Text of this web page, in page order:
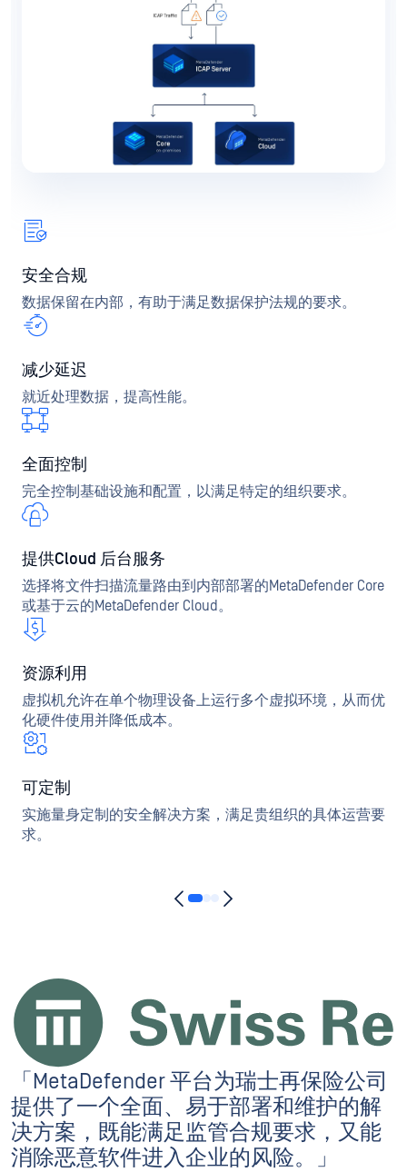
安全合规
数据保留在内部，有助于满足数据保护法规的要求。
减少延迟
就近处理数据，提高性能。
全面控制
完全控制基础设施和配置，以满足特定的组织要求。
提供Cloud 后台服务
选择将文件扫描流量路由到内部部署的MetaDefender Core
或基于云的MetaDefender Cloud。
资源利用
虚拟机允许在单个物理设备上运行多个虚拟环境，从而优
化硬件使用并降低成本。
可定制
实施量身定制的安全解决方案，满足贵组织的具体运营要
求。
「MetaDefender 平台为瑞士再保险公司
提供了一个全面、易于部署和维护的解
决方案，既能满足监管合规要求，又能
消除恶意软件进入企业的风险。」